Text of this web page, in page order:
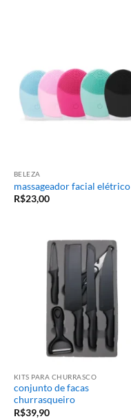
BELEZA
massageador facial elétrico
R$23,00
KITS PARA CHURRASCO
conjunto de facas
churrasqueiro
R$39,90